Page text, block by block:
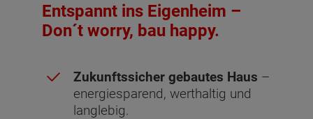
Entspannt ins Eigenheim –
Don´t worry, bau happy.
Zukunftssicher gebautes Haus –
energiesparend, werthaltig und
langlebig.